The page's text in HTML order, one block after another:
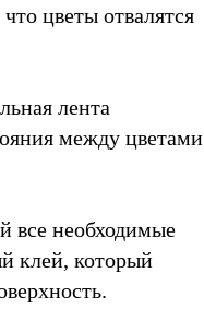
цветы отвалятся
лента
между цветами
все необходимые
клей, который